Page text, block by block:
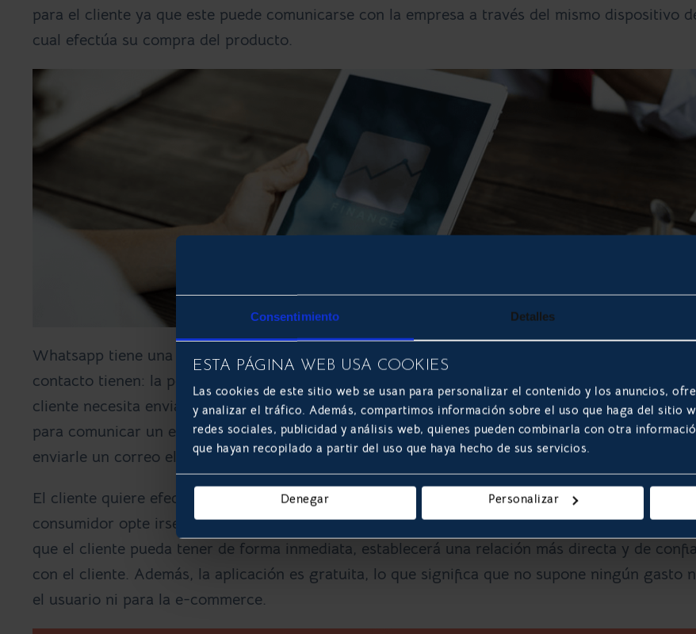
Consentimiento Detalles
ESTA PÁGINA WEB USA COOKIES
Las cookies de este sitio web se usan para personalizar el contenido y los anuncios,
y analizar el tráfico. Además, compartimos información sobre el uso que haga del sitio
redes sociales, publicidad y análisis web, quienes pueden combinarla con otra
que hayan recopilado a partir del uso que haya hecho de sus servicios.
Denegar Personalizar
para el cliente ya que este puede comunicarse con la empresa a través del mismo dispositivo
cual efectúa su compra del producto.
Whatsapp tiene una característica que ni los formularios en las páginas web o los teléfonos de
contacto tienen: la posibilidad de enviar archivos en la misma conversación. De esta forma, si el
cliente necesita enviarle el ticket de compra o cualquier otra documentación pertinente a la
para comunicar un error o problema, lo puede hacer mientras se lo comunica sin necesidad de
enviarle un correo electrónico a parte.
El cliente quiere efectividad y rapidez, y si no lo tiene, la empresa corre el riesgo de que el
consumidor opte irse a la competencia. Si la empresa consigue resolver cualquier duda y
que el cliente pueda tener de forma inmediata, establecerá una relación más directa y de
con el cliente. Además, la aplicación es gratuita, lo que significa que no supone ningún gasto
el usuario ni para la e-commerce.